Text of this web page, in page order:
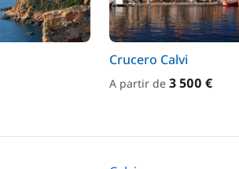
Crucero Calvi
A partir de 3 500 €